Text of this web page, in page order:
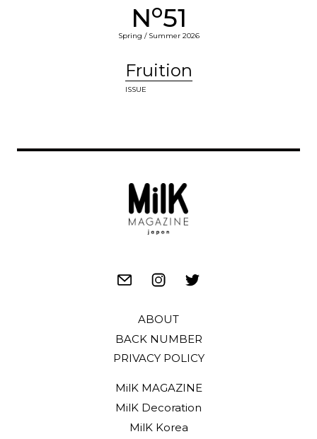
No51
Spring / Summer 2026
Fruition
ISSUE
ABOUT
BACK NUMBER
PRIVACY POLICY
MilK MAGAZINE
MilK Decoration
MilK Korea